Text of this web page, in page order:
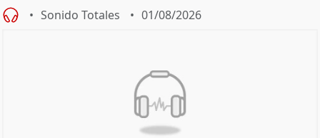
Sonido Totales 01/08/2026